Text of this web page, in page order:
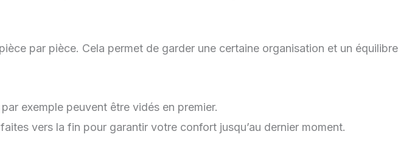
par pièce. Cela permet de garder une certaine organisation et un équilibre
exemple peuvent être vidés en premier.
vers la fin pour garantir votre confort jusqu’au dernier moment.